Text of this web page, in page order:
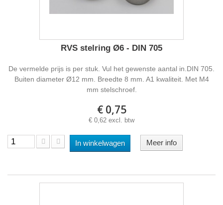
RVS stelring Ø6 - DIN 705
De vermelde prijs is per stuk. Vul het gewenste aantal in.DIN 705.
Buiten diameter Ø12 mm. Breedte 8 mm. A1 kwaliteit. Met M4
mm stelschroef.
€ 0,75
€ 0,62 excl. btw
In winkelwagen Meer info